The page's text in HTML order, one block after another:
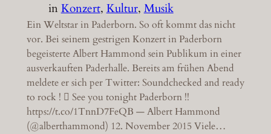
inKonzert, Kultur, Musik
Ein Weltstar in Paderborn. So oft kommt das nicht
vor. Bei seinem gestrigen Konzert in Paderborn
begeisterte Albert Hammond sein Publikum in einer
ausverkauften Paderhalle. Bereits am frühen Abend
meldete er sich per Twitter: Soundchecked and ready
to rock ! 󾠖 See you tonight Paderborn !!
https://t.co/1TnnD7FeQB — Albert Hammond
(@alberthammond) 12. November 2015 Viele…